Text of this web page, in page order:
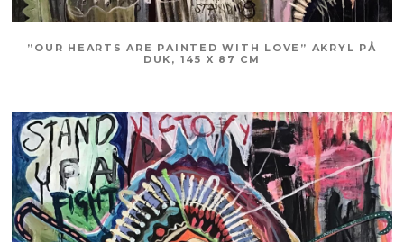
”OUR HEARTS ARE PAINTED WITH LOVE” AKRYL PÅ
DUK, 145 X 87 CM